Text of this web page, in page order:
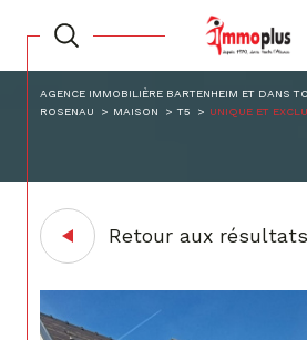
AGENCE IMMOBILIÈRE BARTENHEIM ET DANS
ROSENAU
MAISON T5 UNIQUE ET
Retour aux résultats